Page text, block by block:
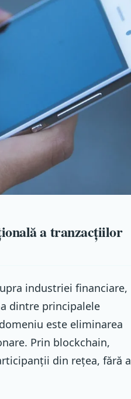
a tranzacțiilor
industriei financiare,
dintre principalele
este eliminarea
Prin blockchain,
din rețea, fără a